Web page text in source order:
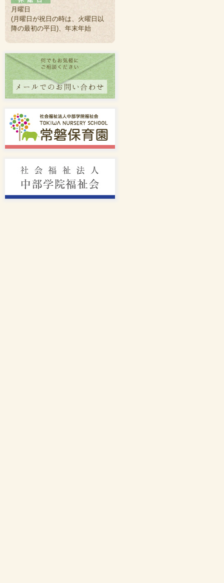
月曜日
(月曜日が祝日の時は、火曜日以
降の最初の平日)、年末年始